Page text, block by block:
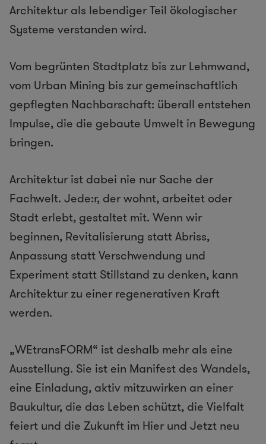
Architektur als lebendiger Teil ökologischer
Systeme verstanden wird.
Vom begrünten Stadtplatz bis zur Lehmwand,
vom Urban Mining bis zur gemeinschaftlich
gepflegten Nachbarschaft: überall entstehen
Impulse, die die gebaute Umwelt in Bewegung
bringen.
Architektur ist dabei nie nur Sache der
Fachwelt. Jede:r, der wohnt, arbeitet oder
Stadt erlebt, gestaltet mit. Wenn wir
beginnen, Revitalisierung statt Abriss,
Anpassung statt Verschwendung und
Experiment statt Stillstand zu denken, kann
Architektur zu einer regenerativen Kraft
werden.
„WEtransFORM“ ist deshalb mehr als eine
Ausstellung. Sie ist ein Manifest des Wandels,
eine Einladung, aktiv mitzuwirken an einer
Baukultur, die das Leben schützt, die Vielfalt
feiert und die Zukunft im Hier und Jetzt neu